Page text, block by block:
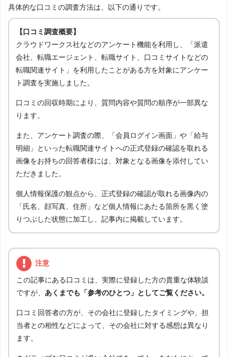
具体的な口コミの調査方法は、以下の通りです。
【口コミ調査概要】
クラウドワークス社などのアンケート機能を利用し、「派遣
会社、転職エージェント、転職サイト、口コミサイトなどの
転職関連サイト」を利用したことがある方を対象にアンケー
ト調査を実施しました。
口コミの回収時期により、質問内容や質問の順序が一部異な
ります。
また、アンケート調査の際、「会員ログイン画面」や「給与
明細」といった転職関連サイトへの正式登録の確認を取れる
画像をお持ちの回答者様には、対象となる画像を添付してい
ただきました。
個人情報保護の観点から、正式登録の確認が取れる画像内の
「氏名、顔写真、住所」など個人情報にあたる箇所を黒く塗
りつぶした状態に加工し、記事内に掲載しています。
注意
この記事にある口コミは、実際に登録した方の貴重な体験談
ですが、 あくまでも「参考のひとつ」としてご覧ください。
口コミ回答者の方が、その会社に登録したタイミングや、担
当者との相性などによって、その会社に対する感想は異なり
ます。